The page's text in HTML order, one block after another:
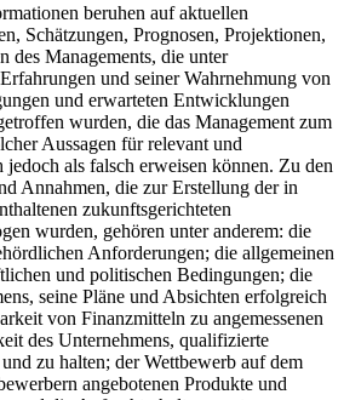
beruhen auf aktuellen
Schätzungen, Prognosen, Projektionen,
des Managements, die unter
und seiner Wahrnehmung von
und erwarteten Entwicklungen
wurden, die das Management zum
Aussagen für relevant und
jedoch als falsch erweisen können. Zu den
Annahmen, die zur Erstellung der in
zukunftsgerichteten
wurden, gehören unter anderem: die
Anforderungen; die allgemeinen
und politischen Bedingungen; die
seine Pläne und Absichten erfolgreich
von Finanzmitteln zu angemessenen
des Unternehmens, qualifizierte
zu halten; der Wettbewerb auf dem
angebotenen Produkte und